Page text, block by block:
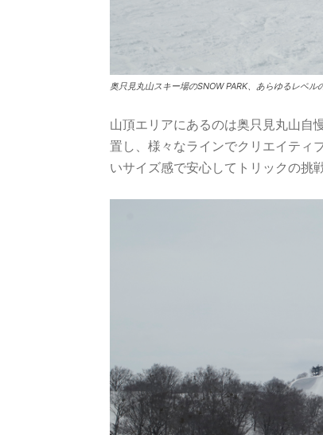
奥只見丸山スキー場のSNOW PARK、あらゆるレベ
山頂エリアにあるのは奥只見丸山自
置し、様々なラインでクリエイティ
いサイズ感で安心してトリックの挑